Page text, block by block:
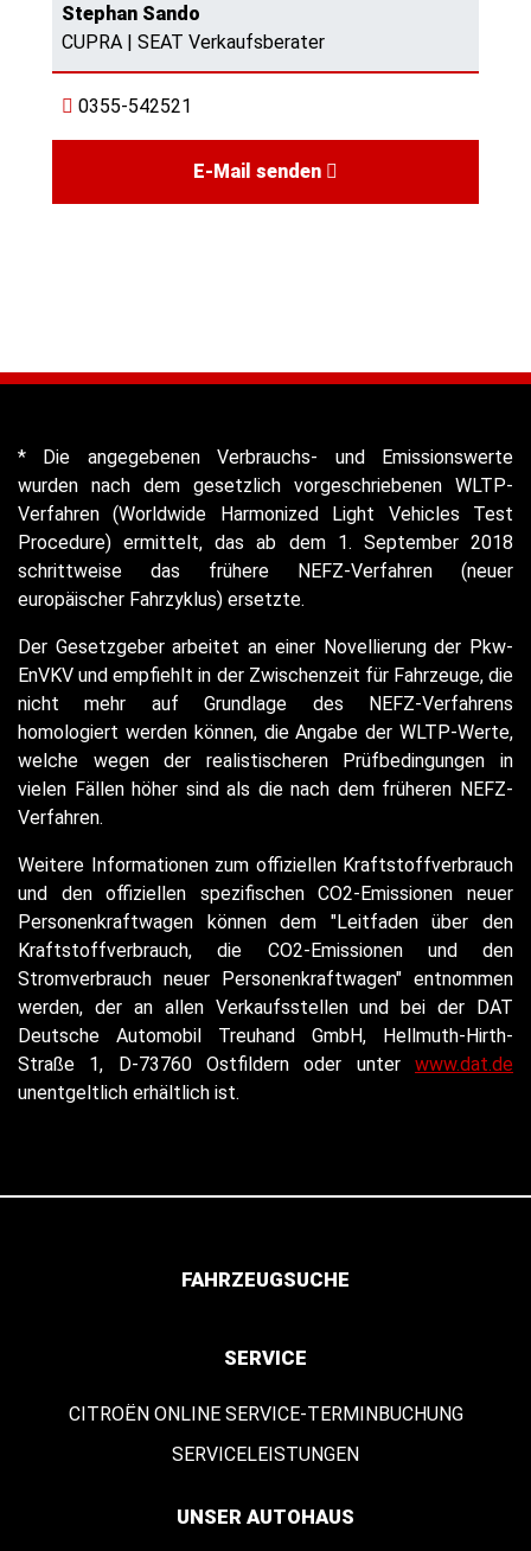
Stephan Sando
CUPRA | SEAT Verkaufsberater
0355-542521
E-Mail senden
* Die angegebenen Verbrauchs- und Emissionswerte
wurden nach dem gesetzlich vorgeschriebenen WLTP-
Verfahren (Worldwide Harmonized Light Vehicles Test
Procedure) ermittelt, das ab dem 1. September 2018
schrittweise das frühere NEFZ-Verfahren (neuer
europäischer Fahrzyklus) ersetzte.
Der Gesetzgeber arbeitet an einer Novellierung der Pkw-
EnVKV und empfiehlt in der Zwischenzeit für Fahrzeuge, die
nicht mehr auf Grundlage des NEFZ-Verfahrens
homologiert werden können, die Angabe der WLTP-Werte,
welche wegen der realistischeren Prüfbedingungen in
vielen Fällen höher sind als die nach dem früheren NEFZ-
Verfahren.
Weitere Informationen zum offiziellen Kraftstoffverbrauch
und den offiziellen spezifischen CO2-Emissionen neuer
Personenkraftwagen können dem "Leitfaden über den
Kraftstoffverbrauch, die CO2-Emissionen und den
Stromverbrauch neuer Personenkraftwagen" entnommen
werden, der an allen Verkaufsstellen und bei der DAT
Deutsche Automobil Treuhand GmbH, Hellmuth-Hirth-
Straße 1, D-73760 Ostfildern oder unter www.dat.de
unentgeltlich erhältlich ist.
FAHRZEUGSUCHE
SERVICE
CITROËN ONLINE SERVICE-TERMINBUCHUNG
SERVICELEISTUNGEN
UNSER AUTOHAUS